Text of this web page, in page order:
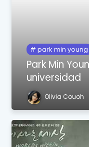
park min young
Park Min
universidad
Olivia Couoh